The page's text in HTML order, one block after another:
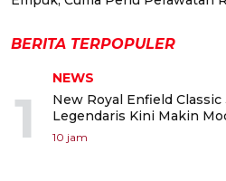
BERITA TERPOPULER
1
NEWS
New Royal Enfield
Legendaris Kini Makin
10 jam